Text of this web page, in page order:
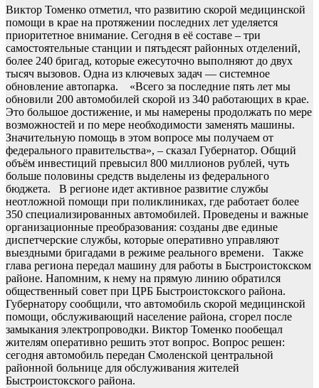
Виктор Томенко отметил, что развитию скорой медицинской
помощи в крае на протяжении последних лет уделяется
приоритетное внимание. Сегодня в её составе – три
самостоятельные станции и пятьдесят районных отделений,
более 240 бригад, которые ежесуточно выполняют до двух
тысяч вызовов. Одна из ключевых задач — системное
обновление автопарка. «Всего за последние пять лет мы
обновили 200 автомобилей скорой из 340 работающих в крае.
Это большое достижение, и мы намерены продолжать по мере
возможностей и по мере необходимости заменять машины.
Значительную помощь в этом вопросе мы получаем от
федерального правительства», – сказал Губернатор. Общий
объём инвестиций превысил 800 миллионов рублей, чуть
больше половины средств выделены из федерального
бюджета. В регионе идет активное развитие службы
неотложной помощи при поликлиниках, где работает более
350 специализированных автомобилей. Проведены и важные
организационные преобразования: созданы две единые
диспетчерские службы, которые оперативно управляют
выездными бригадами в режиме реального времени. Также
глава региона передал машину для работы в Быстроистокском
районе. Напомним, к нему на прямую линию обратился
общественный совет при ЦРБ Быстроистокского района.
Губернатору сообщили, что автомобиль скорой медицинской
помощи, обслуживающий население района, сгорел после
замыкания электропроводки. Виктор Томенко пообещал
жителям оперативно решить этот вопрос. Вопрос решен:
сегодня автомобиль передан Смоленской центральной
районной больнице для обслуживания жителей
Быстроистокского района.